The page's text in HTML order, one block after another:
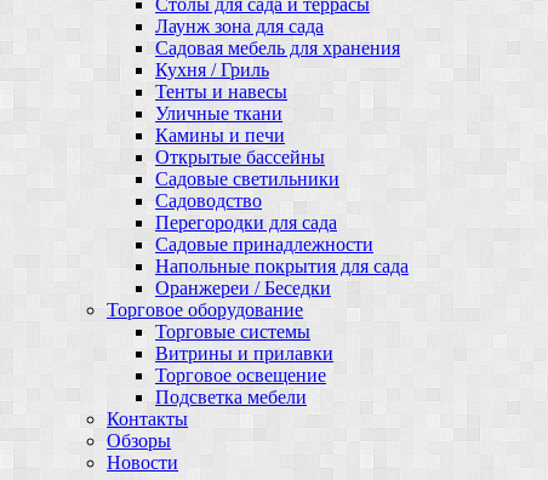
Лаунж зона для сада
Садовая мебель для хранения
Кухня / Гриль
Тенты и навесы
Уличные ткани
Камины и печи
Открытые бассейны
Садовые светильники
Садоводство
Перегородки для сада
Садовые принадлежности
Напольные покрытия для сада
Оранжереи / Беседки
Торговое оборудование
Торговые системы
Витрины и прилавки
Торговое освещение
Подсветка мебели
Контакты
Обзоры
Новости